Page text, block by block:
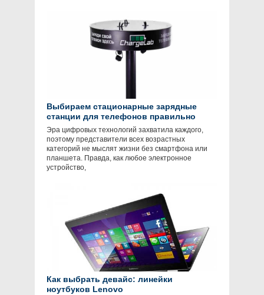
Выбираем стационарные зарядные
станции для телефонов правильно
Эра цифровых технологий захватила каждого,
поэтому представители всех возрастных
категорий не мыслят жизни без смартфона или
планшета. Правда, как любое электронное
устройство,
Как выбрать девайс: линейки
ноутбуков Lenovo